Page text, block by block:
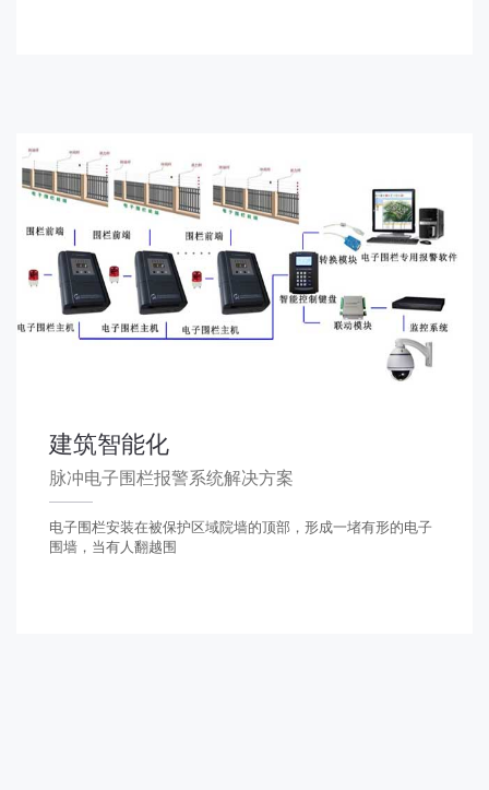
建筑智能化
脉冲电子围栏报警系统解决方案
电子围栏安装在被保护区域院墙的顶部，形成一堵有形的电子
围墙，当有人翻越围